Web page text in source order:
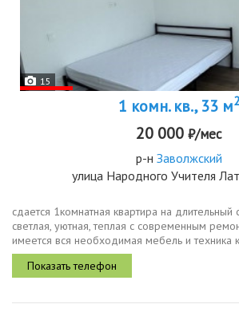
15
1 комн. кв., 33 м2
20 000 ₽/мес
р-н Заволжский
улица Народного Учителя
сдается 1комнатная квартира на длительный
светлая, уютная, теплая с современным
имеется вся необходимая мебель и техника
обеденный стол и стулья, двуспальная